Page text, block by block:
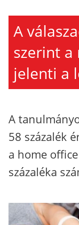
A
szerint a
jelenti a
A
58 százalék
a home
százaléka